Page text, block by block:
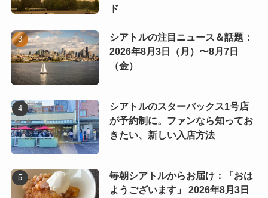
ド
シアトルの注目ニュース＆話題：
2026年8月3日（月）〜8月7日
（金）
シアトルのスターバックス1号店
が予約制に。ファンなら知ってお
きたい、新しい入店方法
毎朝シアトルからお届け：「おは
ようございます」 2026年8月3日